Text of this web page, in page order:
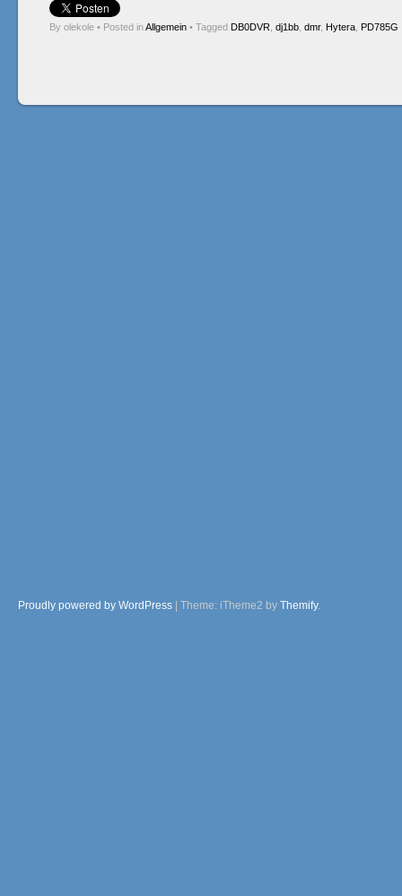
By olekole • Posted inAllgemein • Tagged DB0DVR dj1bb dmr, Hytera PD785G
Proudly powered by WordPress | Theme: iTheme2 by Themify.